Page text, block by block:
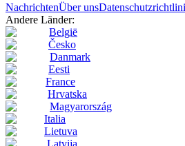
NachrichtenÜber uns
Andere Länder:
België
Česko
Danmark
Eesti
France
Hrvatska
Magyarország
Italia
Lietuva